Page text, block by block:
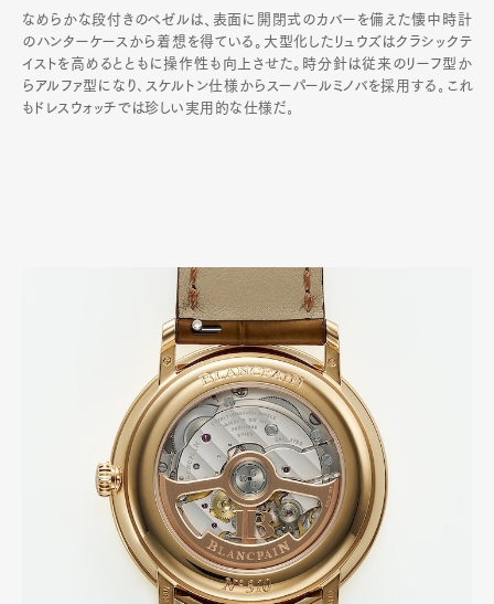
なめらかな段付きのベゼルは、表面に開閉式のカバーを備えた懐中時計
のハンターケースから着想を得ている。大型化したリュウズはクラシックテ
イストを高めるとともに操作性も向上させた。時分針は従来のリーフ型か
らアルファ型になり､スケルトン仕様からスーパールミノバを採用する｡これ
もドレスウォッチでは珍しい実用的な仕様だ｡